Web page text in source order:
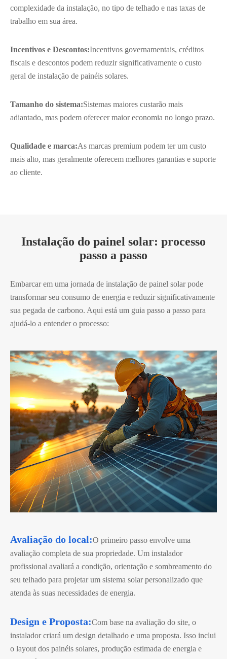
complexidade da instalação, no tipo de telhado e nas taxas de
trabalho em sua área.
Incentivos e Descontos:Incentivos governamentais, créditos
fiscais e descontos podem reduzir significativamente o custo
geral de instalação de painéis solares.
Tamanho do sistema:Sistemas maiores custarão mais
adiantado, mas podem oferecer maior economia no longo prazo.
Qualidade e marca:As marcas premium podem ter um custo
mais alto, mas geralmente oferecem melhores garantias e suporte
ao cliente.
Instalação do painel solar: processo
passo a passo
Embarcar em uma jornada de instalação de painel solar pode
transformar seu consumo de energia e reduzir significativamente
sua pegada de carbono. Aqui está um guia passo a passo para
ajudá-lo a entender o processo:
Avaliação do local:O primeiro passo envolve uma
avaliação completa de sua propriedade. Um instalador
profissional avaliará a condição, orientação e sombreamento do
seu telhado para projetar um sistema solar personalizado que
atenda às suas necessidades de energia.
Design e Proposta:Com base na avaliação do site, o
instalador criará um design detalhado e uma proposta. Isso inclui
o layout dos painéis solares, produção estimada de energia e